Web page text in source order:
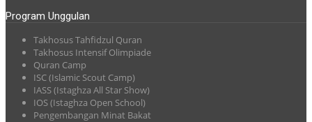
Program Unggulan
Takhosus Tahfidzul Quran
Takhosus Intensif Olimpiade
Quran Camp
ISC (Islamic Scout Camp)
IASS (Istaghza All Star Show)
IOS (Istaghza Open School)
Pengembangan Minat Bakat